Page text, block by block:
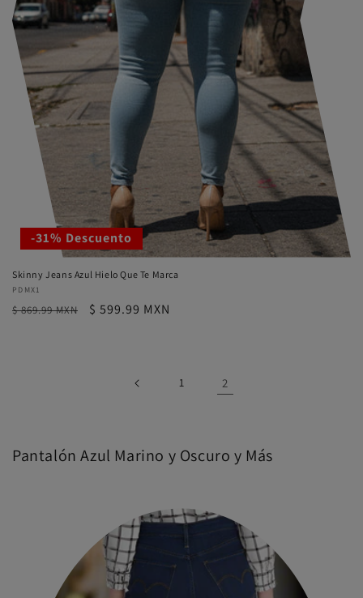
-31% Descuento
Skinny Jeans Azul Hielo Que Te Marca
Proveedor:
PDMX1
Precio
$ 869.99 MXN
Precio
$ 599.99 MXN
1 2
Pantalón Azul Marino y Oscuro y Más